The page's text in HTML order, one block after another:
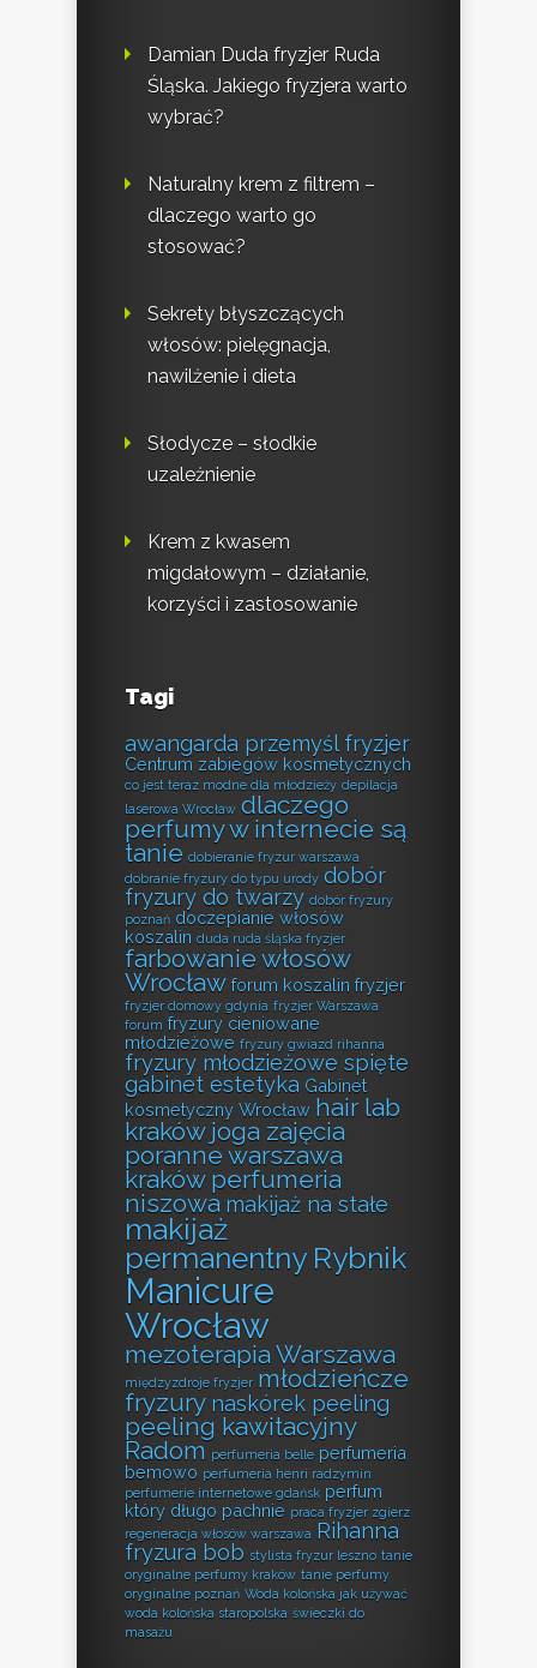
Damian Duda fryzjer Ruda
Śląska. Jakiego fryzjera warto
wybrać?
Naturalny krem z filtrem –
dlaczego warto go
stosować?
Sekrety błyszczących
włosów: pielęgnacja,
nawilżenie i dieta
Słodycze – słodkie
uzależnienie
Krem z kwasem
migdałowym – działanie,
korzyści i zastosowanie
Tagi
awangarda przemyśl fryzjer
Centrum zabiegów kosmetycznych
co jest teraz modne dla młodzieży depilacja
laserowa Wrocław dlaczego
perfumy w internecie są
tanie dobieranie fryzur warszawa
dobranie fryzury do typu urody dobór
fryzury do twarzy dobór fryzury
poznań doczepianie włosów
koszalin duda ruda śląska fryzjer
farbowanie włosów
Wrocław forum koszalin fryzjer
fryzjer domowy gdynia fryzjer Warszawa
forum fryzury cieniowane
młodzieżowe fryzury gwiazd rihanna
fryzury młodzieżowe spięte
gabinet estetyka Gabinet
kosmetyczny Wrocław hair lab
kraków joga zajęcia
poranne warszawa
kraków perfumeria
niszowa makijaż na stałe
makijaż
permanentny Rybnik
Manicure
Wrocław
mezoterapia Warszawa
międzyzdroje fryzjer młodzieńcze
fryzury naskórek peeling
peeling kawitacyjny
Radom perfumeria belle perfumeria
bemowo perfumeria henri radzymin
perfumerie internetowe gdańsk perfum
który długo pachnie praca fryzjer zgierz
regeneracja włosów warszawa Rihanna
fryzura bob stylista fryzur leszno tanie
oryginalne perfumy kraków tanie perfumy
oryginalne poznań Woda kolońska jak używać
woda kolońska staropolska świeczki do
masażu